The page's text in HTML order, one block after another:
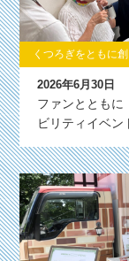
くつろぎをともに
2026年6月30日
ファンとともに
ビリティイベン